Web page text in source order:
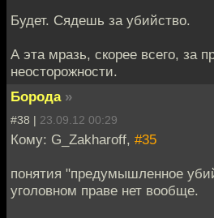
Будет. Сядешь за убийство.
А эта мразь, скорее всего, за
неосторожности.
Борода »
#38 | 23.09.12 00:29
Кому: G_Zakharoff, #35
понятия "предумышленное
уголовном праве нет вообще.